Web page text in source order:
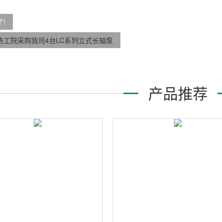
!
工院采购我司4台LC系列立式长轴泵
产品推荐